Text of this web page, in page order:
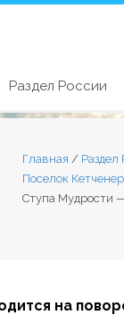
Раздел России
Главная / Раздел
Поселок
Ступа Мудрости
на